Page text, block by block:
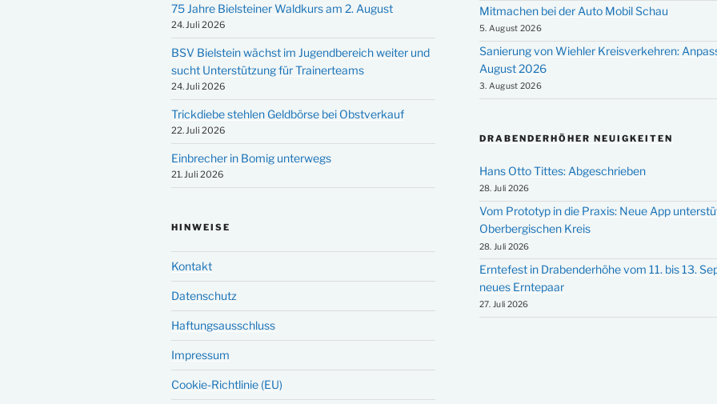
75 Jahre Bielsteiner Waldkurs am 2. August
24. Juli 2026
BSV Bielstein wächst im Jugendbereich weiter und
sucht Unterstützung für Trainerteams
24. Juli 2026
Trickdiebe stehlen Geldbörse bei Obstverkauf
22. Juli 2026
Einbrecher in Bomig unterwegs
21. Juli 2026
HINWEISE
Kontakt
Datenschutz
Haftungsausschluss
Impressum
Cookie-Richtlinie (EU)
Mitmachen bei der Auto Mobil Schau
5. August 2026
Sanierung von Wiehler Kreisverkehren:
August 2026
3. August 2026
DRABENDERHÖHER NEUIGKEITEN
Hans Otto Tittes: Abgeschrieben
28. Juli 2026
Vom Prototyp in die Praxis: Neue App
Oberbergischen Kreis
28. Juli 2026
Erntefest in Drabenderhöhe vom 11. bis 13.
neues Erntepaar
27. Juli 2026